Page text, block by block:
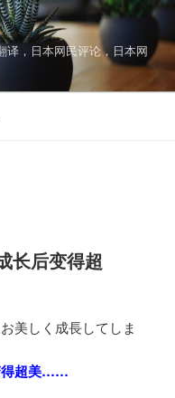
译，日本网民评论，日本网
长后变得超
美しく成長してしま
得超美……